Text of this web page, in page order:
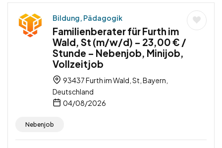
Bildung, Pädagogik
Familienberater für Furth im
Wald, St (m/w/d) – 23,00 € /
Stunde – Nebenjob, Minijob,
Vollzeitjob
93437 Furth im Wald, St, Bayern,
Deutschland
04/08/2026
Nebenjob